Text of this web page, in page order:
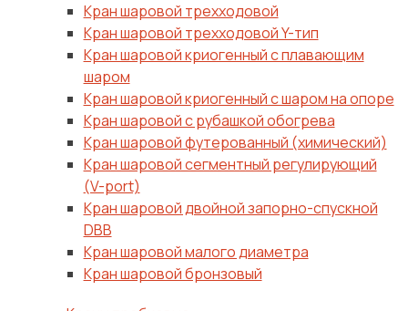
Кран шаровой трехходовой
Кран шаровой трехходовой Y-тип
Кран шаровой криогенный с плавающим
шаром
Кран шаровой криогенный с шаром на опоре
Кран шаровой с рубашкой обогрева
Кран шаровой футерованный (химический)
Кран шаровой сегментный регулирующий
(V-port)
Кран шаровой двойной запорно-спускной
DBB
Кран шаровой малого диаметра
Кран шаровой бронзовый